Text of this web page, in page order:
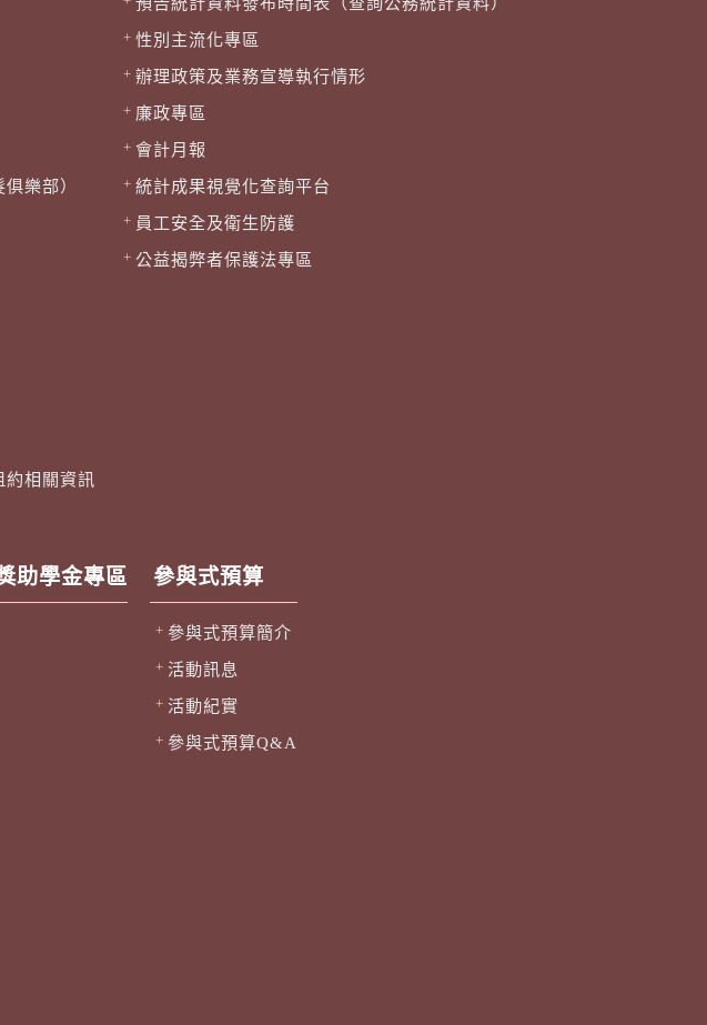
樂部）
相關資訊
性別主流化專區
辦理政策及業務宣導執行情形
廉政專區
會計月報
統計成果視覺化查詢平台
員工安全及衛生防護
公益揭弊者保護法專區
助學金專區 參與式預算
參與式預算簡介
活動訊息
活動紀實
參與式預算Q&A